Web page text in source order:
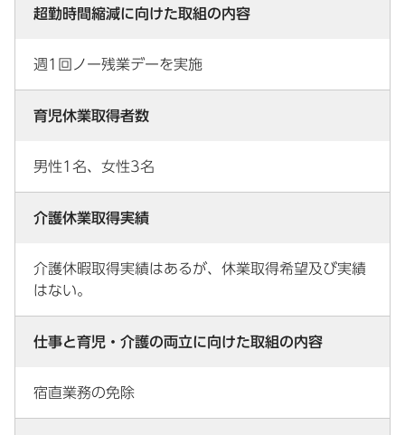
超勤時間縮減に向けた取組の内容
週1回ノー残業デーを実施
育児休業取得者数
男性1名、女性3名
介護休業取得実績
介護休暇取得実績はあるが、休業取得希望及び実績
はない。
仕事と育児・介護の両立に向けた取組の内容
宿直業務の免除